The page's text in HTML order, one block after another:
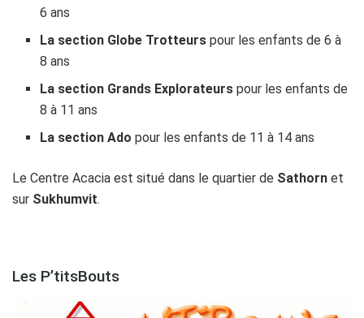
6 ans
La section Globe Trotteurs pour les enfants de 6 à
8 ans
La section Grands Explorateurs pour les enfants de
8 à 11 ans
La section Ado pour les enfants de 11 à 14 ans
Le Centre Acacia est situé dans le quartier de Sathorn et
sur Sukhumvit.
Les P’titsBouts